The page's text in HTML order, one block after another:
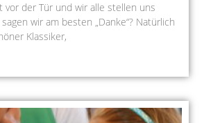
der Tür und wir alle stellen uns
wir am besten „Danke“? Natürlich
Klassiker,